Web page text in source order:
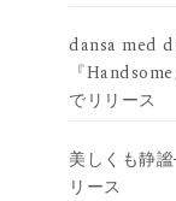
dansa med
『
でリリース
美しくも静
リース